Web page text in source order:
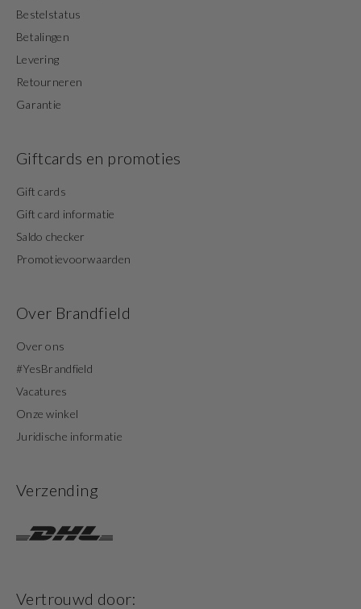
Bestelstatus
Betalingen
Levering
Retourneren
Garantie
Giftcards en promoties
Gift cards
Gift card informatie
Saldo checker
Promotievoorwaarden
Over Brandfield
Over ons
#YesBrandfield
Vacatures
Onze winkel
Juridische informatie
Verzending
Vertrouwd door: